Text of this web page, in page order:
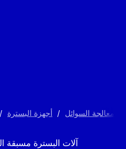
معالجة السوائل / أجهزة البسترة /
آلات البسترة مسبقة